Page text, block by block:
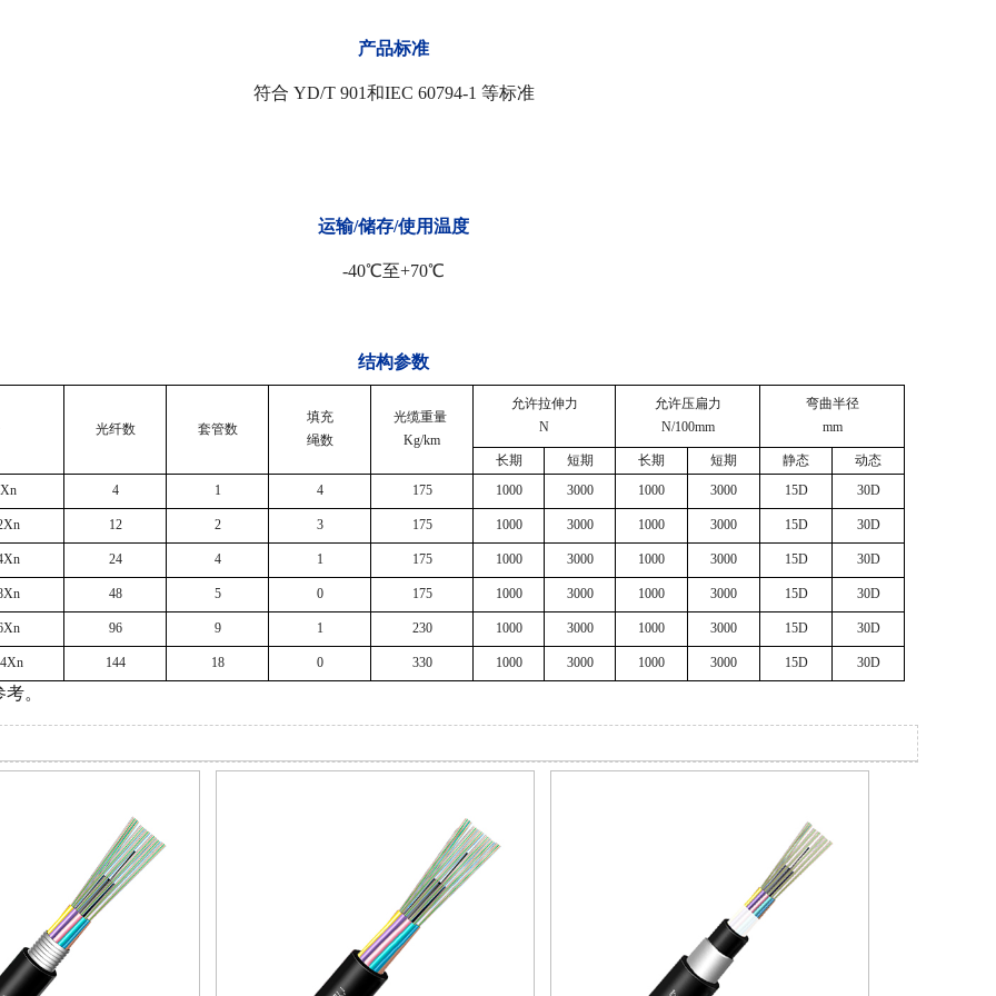
产品标准
符合 YD/T 901和IEC 60794-1 等标准
运输/储存/使用温度
-40℃至+70℃
结构参数
光纤数 套管数
填充
绳数
光缆重量
Kg/km
允许拉伸力
N
允许压扁力
N/100mm
弯曲半径
mm
长期 短期 长期 短期 静态
动态
4 1 4 175 1000 3000 1000 3000 15D 30D
12 2 3 175 1000 3000 1000 3000 15D 30D
24 4 1 175 1000 3000 1000 3000 15D 30D
48 5 0 175 1000 3000 1000 3000 15D 30D
96 9 1 230 1000 3000 1000 3000 15D 30D
144 18 0 330 1000 3000 1000 3000 15D 30D
。